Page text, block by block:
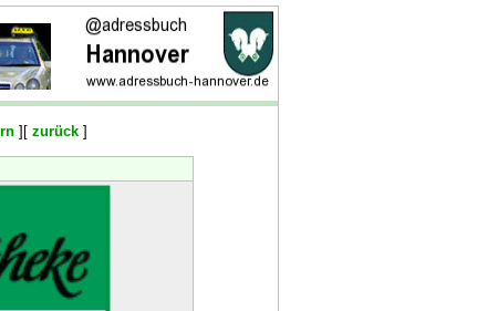
][ zurück ]